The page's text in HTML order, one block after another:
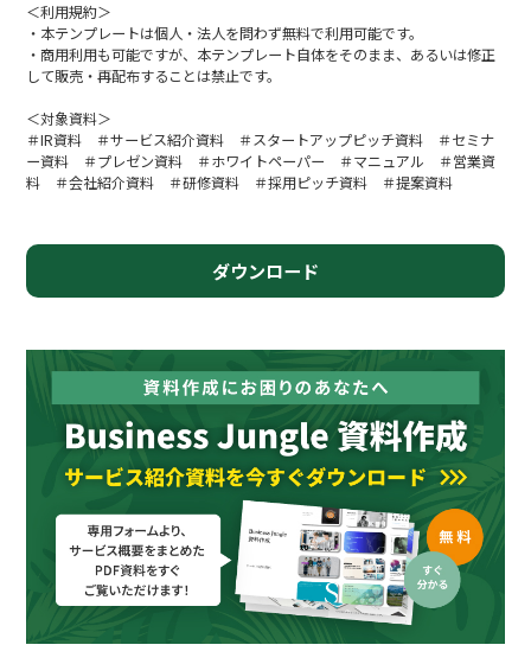
＜利用規約＞
・本テンプレートは個人・法人を問わず無料で利用可能です。
・商用利用も可能ですが、本テンプレート自体をそのまま、あるいは修正
して販売・再配布することは禁止です。
＜対象資料＞
＃IR資料 ＃サービス紹介資料 ＃スタートアップピッチ資料 ＃セミナ
ー資料 ＃プレゼン資料 ＃ホワイトペーパー ＃マニュアル ＃営業資
料 ＃会社紹介資料 ＃研修資料 ＃採用ピッチ資料 ＃提案資料
ダウンロード